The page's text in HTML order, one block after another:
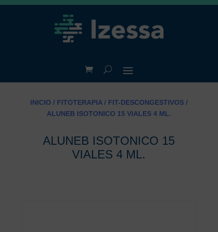
INICIO / FITOTERAPIA/ FIT-DESCONGESTIVOS/
ALUNEB ISOTONICO 15 VIALES 4 ML.
ALUNEB ISOTONICO 15
VIALES 4 ML.